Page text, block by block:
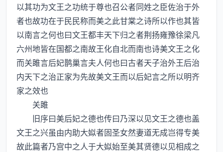
以其功为文王之功统于尊也召公者同姓之臣佐治于外
者也故功在于民民称而美之此甘棠之诗所以作也其皆
以南言之何也曰文王都丰天下归之者荆扬雍豫徐梁凡
六州地皆在国都之南故王化自北而南也诗美文王之化
而关雎言后妃鹊巢言夫人何也曰古者天子治外王后治
内天下之治正家为先故美文王而以后妃言之所以明齐
家之效也
关雎
旧序曰美后妃之德也传曰乃深以见文王之德也盖
文王之兴虽由内助大姒者固圣女然妻道无成岂得专美
故此篇者乃宫中之人于大姒始至美其贤德以见相成之